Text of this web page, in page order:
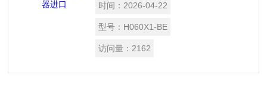
水、锈、颗粒尘埃及油。如果不除去这些
杂质，他们将导致生产损耗、产品质量问
质就是降低生产成本。
时间： 2026-04-22
型号： H060X1-BE
访问量： 2162